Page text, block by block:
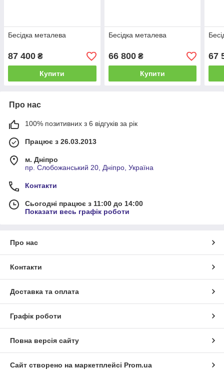
Бесідка металева
87 400 ₴
Купити
Бесідка металева
66 800₴
Купити
67
Про нас
100% позитивних з 6 відгуків за рік
Працює з 26.03.2013
м. Дніпро
пр. Слобожанський 20, Дніпро, Україна
Контакти
Сьогодні працює з 11:00 до 14:00
Показати весь графік роботи
Про нас
Контакти
Доставка та оплата
Графік роботи
Повна версія сайту
Сайт створено на маркетплейсі Prom.ua